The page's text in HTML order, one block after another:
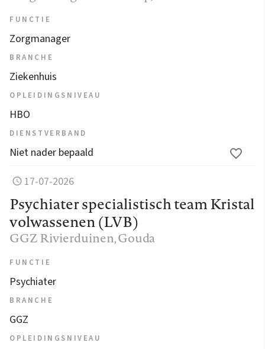
FUNCTIE
Zorgmanager
BRANCHE
Ziekenhuis
OPLEIDINGSNIVEAU
HBO
DIENSTVERBAND
Niet nader bepaald
17-07-2026
Psychiater specialistisch team Kristal
volwassenen (LVB)
GGZ Rivierduinen, Gouda
FUNCTIE
Psychiater
BRANCHE
GGZ
OPLEIDINGSNIVEAU